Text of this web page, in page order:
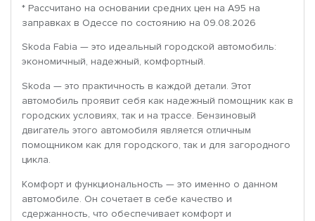
* Рассчитано на основании средних цен на A95 на
заправках в Одессе по состоянию на 09.08.2026
Skoda Fabia — это идеальный городской автомобиль:
экономичный, надежный, комфортный.
Skoda — это практичность в каждой детали. Этот
автомобиль проявит себя как надежный помощник как в
городских условиях, так и на трассе. Бензиновый
двигатель этого автомобиля является отличным
помощником как для городского, так и для загородного
цикла.
Комфорт и функциональность — это именно о данном
автомобиле. Он сочетает в себе качество и
сдержанность, что обеспечивает комфорт и